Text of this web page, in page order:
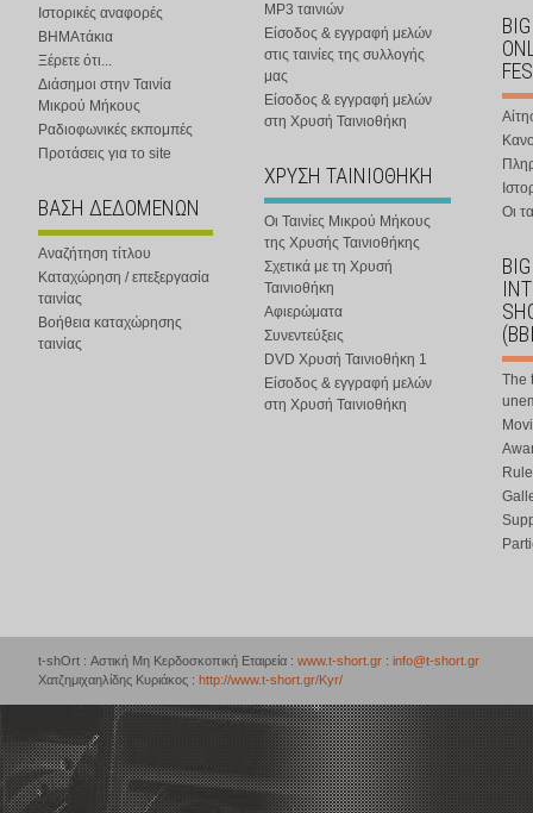
Ιστορικές αναφορές
ΒΗΜΑτάκια
Ξέρετε ότι...
Διάσημοι στην Ταινία
Μικρού Μήκους
Ραδιοφωνικές εκπομπές
Προτάσεις για το site
ΒΑΣΗ ΔΕΔΟΜΕΝΩΝ
Αναζήτηση τίτλου
Καταχώρηση / επεξεργασία
ταινίας
Βοήθεια καταχώρησης
ταινίας
MP3 ταινιών
Είσοδος & εγγραφή μελών
στις ταινίες της συλλογής
μας
Είσοδος & εγγραφή μελών
στη Χρυσή Ταινιοθήκη
ΧΡΥΣΗ ΤΑΙΝΙΟΘΗΚΗ
Οι Ταινίες Μικρού Μήκους
της Χρυσής Ταινιοθήκης
Σχετικά με τη Χρυσή
Ταινιοθήκη
Αφιερώματα
Συνεντεύξεις
DVD Χρυσή Ταινιοθήκη 1
Είσοδος & εγγραφή μελών
στη Χρυσή Ταινιοθήκη
Οι
The
t-shOrt : Αστική Μη Κερδοσκοπική Εταιρεία : www.t-short.gr : info@t-short.gr
Χατζημιχαηλίδης Κυριάκος : http://www.t-short.gr/Kyr/